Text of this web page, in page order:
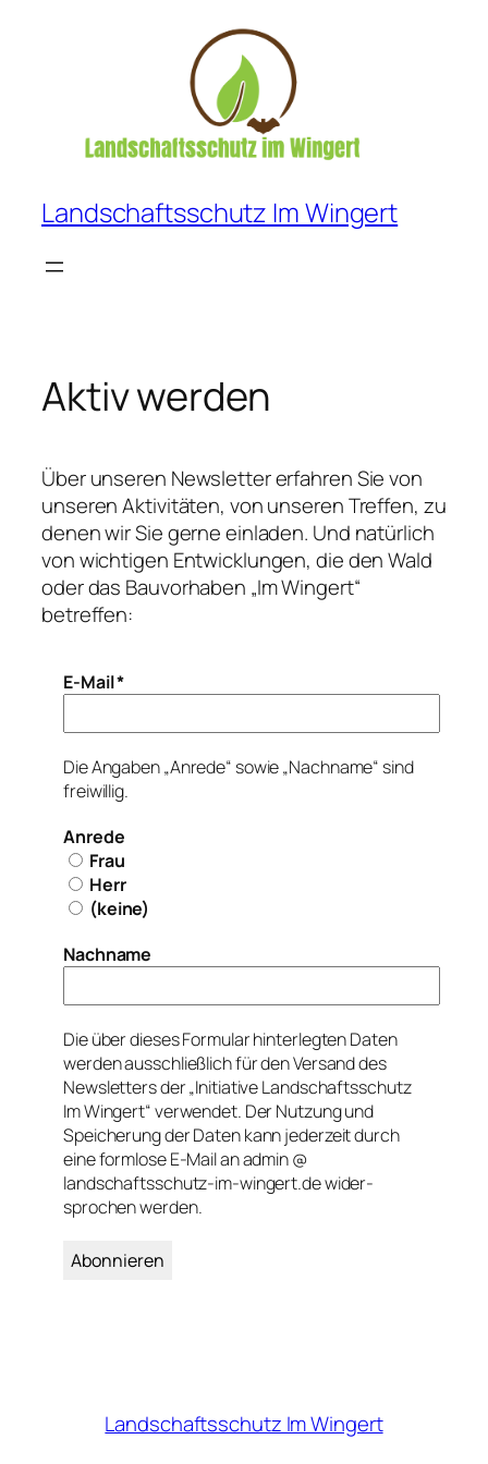
Landschaftsschutz Im Wingert
Aktiv werden
Über unseren Newsletter erfahren Sie von
unseren Aktivitäten, von unseren Treffen, zu
denen wir Sie gerne einladen. Und natürlich
von wichtigen Entwicklungen, die den Wald
oder das Bauvorhaben „Im Wingert“
betreffen:
E-Mail*
Die Angaben „Anrede“ sowie „Nachname“ sind
freiwillig.
Anrede
Frau
Herr
(keine)
Nachname
Die über dieses Formular hinter­legten Daten
werden aus­schließ­lich für den Versand des
News­letters der „Initiative Land­schafts­schutz
Im Wingert“ verwendet. Der Nutzung und
Speicherung der Daten kann jeder­zeit durch
eine formlose E-Mail an admin @
landschaftsschutz-im-wingert.de wider­
sprochen werden.
Landschaftsschutz Im Wingert